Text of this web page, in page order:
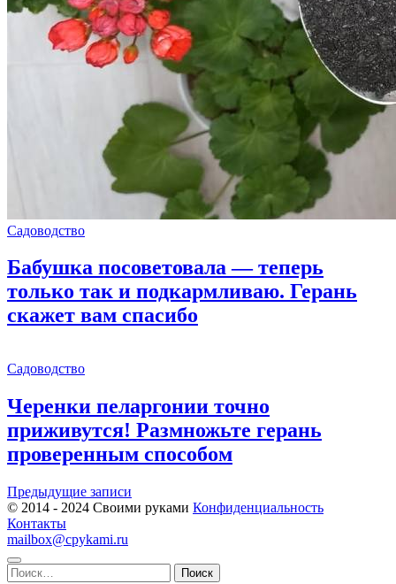
Садоводство
Бабушка посоветовала — теперь
только так и подкармливаю. Герань
скажет вам спасибо
Садоводство
Черенки пеларгонии точно
приживутся! Размножьте герань
проверенным способом
Навигация
по
записям
Предыдущие записи
© 2014 - 2024 Своими руками Конфиденциальность
Контакты
mailbox@cpykami.ru
Найти: